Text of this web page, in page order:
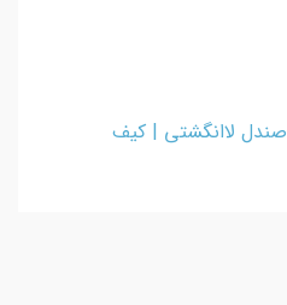
صندل لاانگشتی | کیف